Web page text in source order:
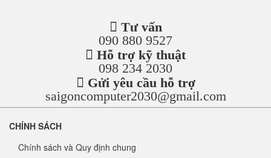
Tư vấn
090 880 9527
Hỗ trợ kỹ thuật
098 234 2030
Gửi yêu cầu hỗ trợ
saigoncomputer2030@gmail.com
CHÍNH SÁCH
Chính sách và Quy định chung